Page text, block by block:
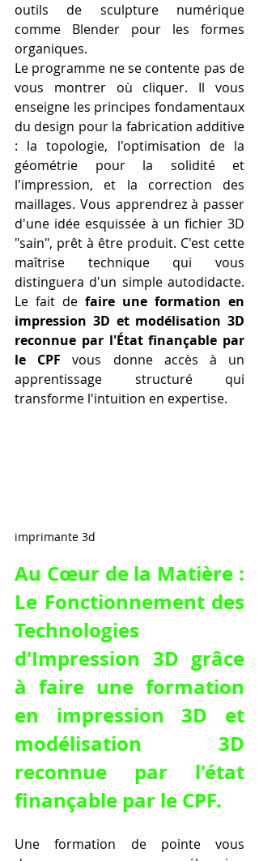
outils de sculpture numérique
comme Blender pour les formes
organiques.
Le programme ne se contente pas de
vous montrer où cliquer. Il vous
enseigne les principes fondamentaux
du design pour la fabrication additive
: la topologie, l'optimisation de la
géométrie pour la solidité et
l'impression, et la correction des
maillages. Vous apprendrez à passer
d'une idée esquissée à un fichier 3D
"sain", prêt à être produit. C'est cette
maîtrise technique qui vous
distinguera d'un simple autodidacte.
Le fait de faire une formation en
impression 3D et modélisation 3D
reconnue par l'État finançable par
le CPF vous donne accès à un
apprentissage structuré qui
transforme l'intuition en expertise.
imprimante 3d
Au Cœur de la Matière :
Le Fonctionnement des
Technologies
d'Impression 3D grâce
à faire une formation
en impression 3D et
modélisation 3D
reconnue par l'état
finançable par le CPF.
Une formation de pointe vous